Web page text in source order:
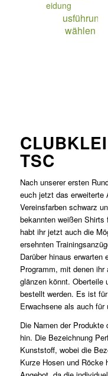
eidung
Ausführung
wählen
TSC
Nach unserer ersten
euch jetzt das erweiterte
Vereinsfarben schwarz
bekannten weißen Shirts
habt ihr jetzt auch die
ersehnten
Darüber hinaus erwarten
Programm, mit denen
glänzen könnt. Oberteile
bestellt werden. Es ist
Erwachsene als auch für
Die Namen der Produkte
hin. Die Bezeichnung
Kunststoff, wobei die
Kurze Hosen und Röcke